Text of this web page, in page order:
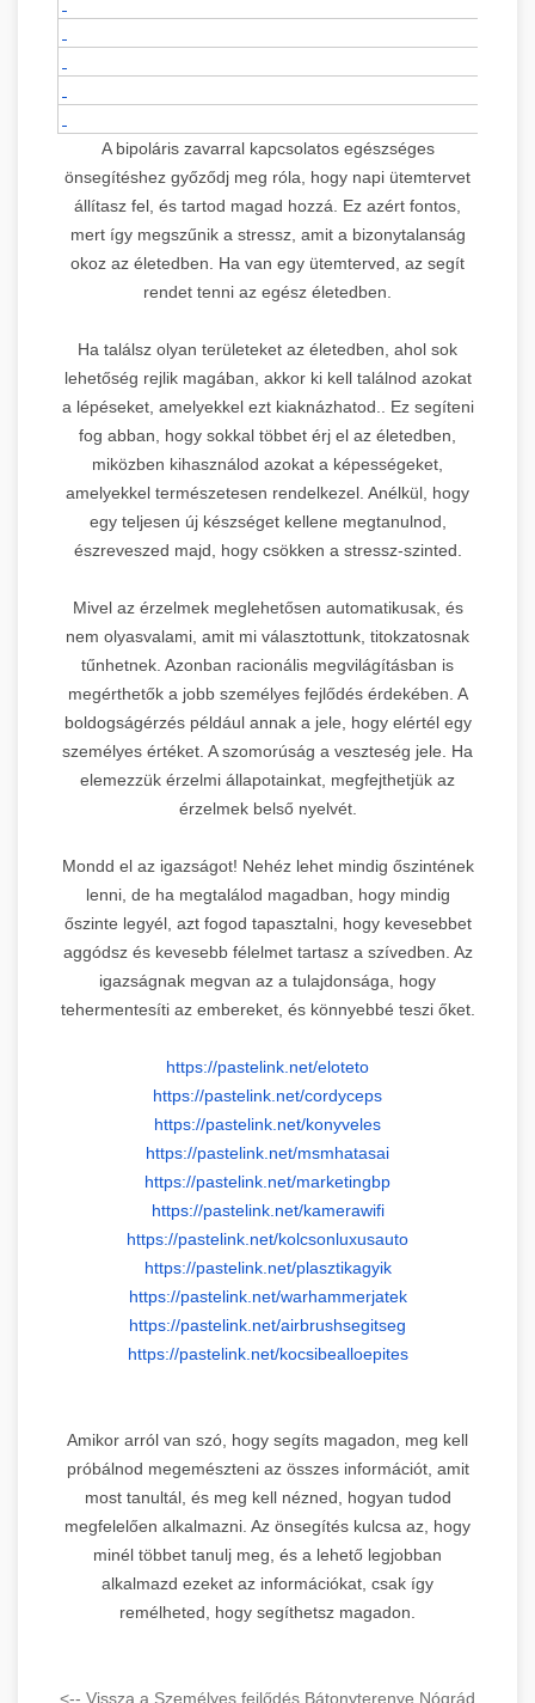
A bipoláris zavarral kapcsolatos egészséges
önsegítéshez győződj meg róla, hogy napi ütemtervet
állítasz fel, és tartod magad hozzá. Ez azért fontos,
mert így megszűnik a stressz, amit a bizonytalanság
okoz az életedben. Ha van egy ütemterved, az segít
rendet tenni az egész életedben.
Ha találsz olyan területeket az életedben, ahol sok
lehetőség rejlik magában, akkor ki kell találnod azokat
a lépéseket, amelyekkel ezt kiaknázhatod.. Ez segíteni
fog abban, hogy sokkal többet érj el az életedben,
miközben kihasználod azokat a képességeket,
amelyekkel természetesen rendelkezel. Anélkül, hogy
egy teljesen új készséget kellene megtanulnod,
észreveszed majd, hogy csökken a stressz-szinted.
Mivel az érzelmek meglehetősen automatikusak, és
nem olyasvalami, amit mi választottunk, titokzatosnak
tűnhetnek. Azonban racionális megvilágításban is
megérthetők a jobb személyes fejlődés érdekében. A
boldogságérzés például annak a jele, hogy elértél egy
személyes értéket. A szomorúság a veszteség jele. Ha
elemezzük érzelmi állapotainkat, megfejthetjük az
érzelmek belső nyelvét.
Mondd el az igazságot! Nehéz lehet mindig őszintének
lenni, de ha megtalálod magadban, hogy mindig
őszinte legyél, azt fogod tapasztalni, hogy kevesebbet
aggódsz és kevesebb félelmet tartasz a szívedben. Az
igazságnak megvan az a tulajdonsága, hogy
tehermentesíti az embereket, és könnyebbé teszi őket.
https://pastelink.net/eloteto
https://pastelink.net/cordyceps
https://pastelink.net/konyveles
https://pastelink.net/msmhatasai
https://pastelink.net/marketingbp
https://pastelink.net/kamerawifi
https://pastelink.net/kolcsonluxusauto
https://pastelink.net/plasztikagyik
https://pastelink.net/warhammerjatek
https://pastelink.net/airbrushsegitseg
https://pastelink.net/kocsibealloepites
Amikor arról van szó, hogy segíts magadon, meg kell
próbálnod megemészteni az összes információt, amit
most tanultál, és meg kell nézned, hogyan tudod
megfelelően alkalmazni. Az önsegítés kulcsa az, hogy
minél többet tanulj meg, és a lehető legjobban
alkalmazd ezeket az információkat, csak így
remélheted, hogy segíthetsz magadon.
<-- Vissza a Személyes fejlődés Bátonyterenye Nógrád